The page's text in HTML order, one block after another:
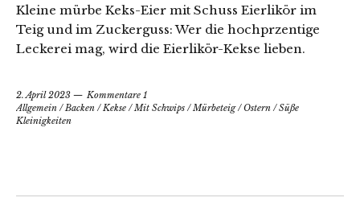
Kleine mürbe Keks-Eier mit Schuss Eierlikör im
Teig und im Zuckerguss: Wer die hochprzentige
Leckerei mag, wird die Eierlikör-Kekse lieben.
2. April 2023
Kommentare 1
Allgemein /Backen /Kekse /Mit Schwips /Mürbeteig/Ostern /Süße
Kleinigkeiten